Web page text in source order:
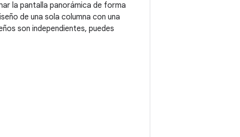
la pantalla panorámica de forma
de una sola columna con una
son independientes, puedes